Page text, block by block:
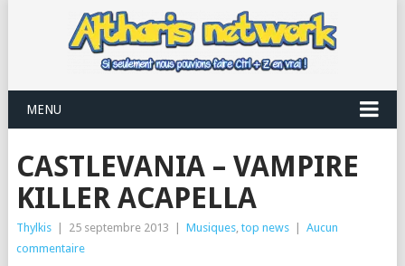
MENU
CASTLEVANIA – VAMPIRE
KILLER ACAPELLA
Thylkis 25 septembre 2013 Musiques, top news
Aucun
commentaire